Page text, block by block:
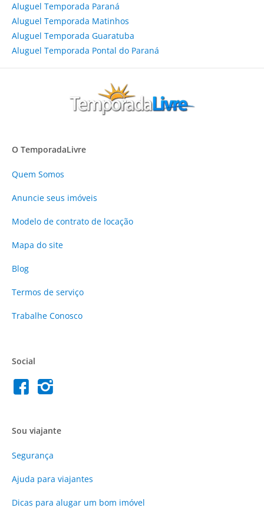
Aluguel Temporada Paraná
Aluguel Temporada Matinhos
Aluguel Temporada Guaratuba
Aluguel Temporada Pontal do Paraná
O TemporadaLivre
Quem Somos
Anuncie seus imóveis
Modelo de contrato de locação
Mapa do site
Blog
Termos de serviço
Trabalhe Conosco
Social
Sou viajante
Segurança
Ajuda para viajantes
Dicas para alugar um bom imóvel